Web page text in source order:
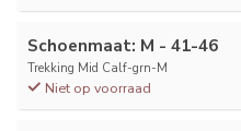
Schoenmaat: M - 41-46
Trekking Mid Calf-grn-M
Niet op voorraad